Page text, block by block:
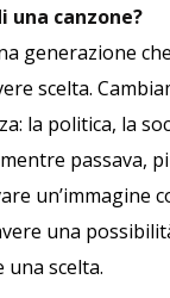
canzone?
generazione
scelta.
la politica, la
passava,
un’immagine
una
una scelta.